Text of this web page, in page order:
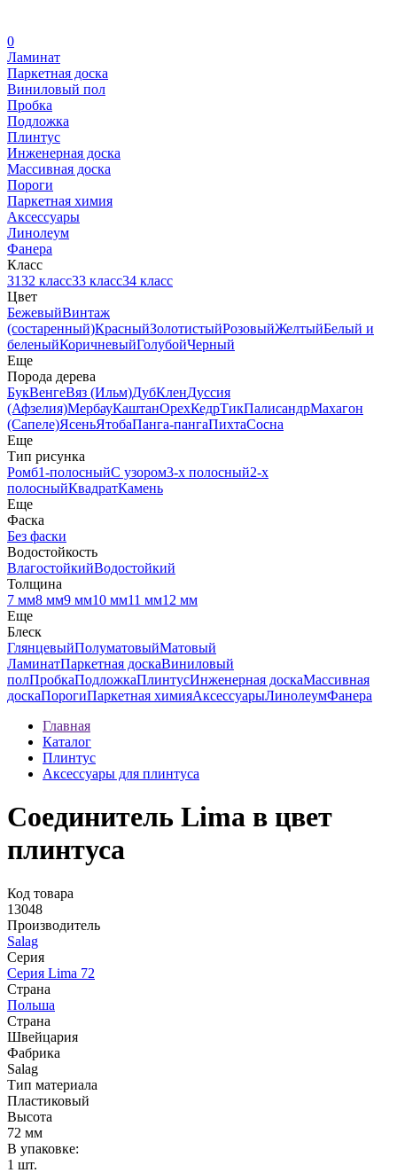
0
Ламинат
Паркетная доска
Виниловый пол
Пробка
Подложка
Плинтус
Инженерная доска
Массивная доска
Пороги
Паркетная химия
Аксессуары
Линолеум
Фанера
Класс
3132 класс33 класс34 класс
Цвет
БежевыйВинтаж
(состаренный)КрасныйЗолотистыйРозовыйЖелтыйБелый и
беленыйКоричневыйГолубойЧерный
Еще
Порода дерева
БукВенгеВяз (Ильм)ДубКленДуссия
(Афзелия)МербауКаштанОрехКедрТикПалисандрМахагон
(Сапеле)ЯсеньЯтобаПанга-пангаПихтаСосна
Еще
Тип рисунка
Ромб1-полосныйС узором3-х полосный2-х
полосныйКвадратКамень
Еще
Фаска
Без фаски
Водостойкость
ВлагостойкийВодостойкий
Толщина
7 мм8 мм9 мм10 мм11 мм12 мм
Еще
Блеск
ГлянцевыйПолуматовыйМатовый
ЛаминатПаркетная доскаВиниловый
полПробкаПодложкаПлинтусИнженерная доскаМассивная
доскаПорогиПаркетная химияАксессуарыЛинолеумФанера
Главная
Каталог
Плинтус
Аксессуары для плинтуса
Соединитель Lima в цвет
плинтуса
Код товара
13048
Производитель
Salag
Серия
Серия Lima 72
Страна
Польша
Страна
Швейцария
Фабрика
Salag
Тип материала
Пластиковый
Высота
72 мм
В упаковке:
1 шт.